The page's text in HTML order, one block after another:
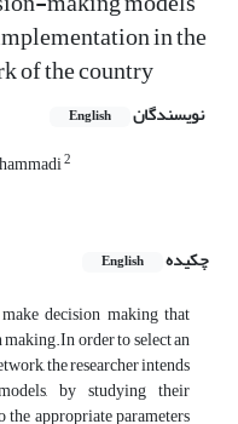
in the
of the country
نویسندگان English
2
چکیده
English
decision making that
order to select an
the researcher intends
by studying their
appropriate parameters